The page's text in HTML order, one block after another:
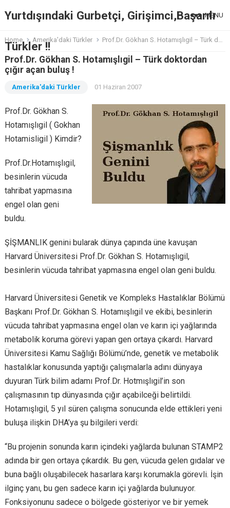
Yurtdışındaki Gurbetçi, Girişimci,Başarılı
Türkler !!
MENU
Home Amerika'daki Türkler Prof.Dr. Gökhan S. Hotamışlıgil – Türk doktordan çığır açan buluş !
Prof.Dr. Gökhan S. Hotamışlıgil – Türk doktordan
çığır açan buluş !
Amerika'daki Türkler 01 Haziran 2007
Prof.Dr. Gökhan S.
Hotamışlıgil ( Gokhan
Hotamisligil ) Kimdir?
Prof.Dr.Hotamışlıgil,
besinlerin vücuda
tahribat yapmasına
engel olan geni
buldu.
ŞİŞMANLIK genini bularak dünya çapında üne kavuşan
Harvard Üniversitesi Prof.Dr. Gökhan S. Hotamışlıgil,
besinlerin vücuda tahribat yapmasına engel olan geni buldu.
Harvard Üniversitesi Genetik ve Kompleks Hastalıklar Bölümü
Başkanı Prof.Dr. Gökhan S. Hotamışlıgil ve ekibi, besinlerin
vücuda tahribat yapmasına engel olan ve karın içi yağlarında
metabolik koruma görevi yapan gen ortaya çıkardı. Harvard
Üniversitesi Kamu Sağlığı Bölümü’nde, genetik ve metabolik
hastalıklar konusunda yaptığı çalışmalarla adını dünyaya
duyuran Türk bilim adamı Prof.Dr. Hotmışlıgil’in son
çalışmasının tıp dünyasında çığır açabilceği belirtildi.
Hotamışlıgil, 5 yıl süren çalışma sonucunda elde ettikleri yeni
buluşa ilişkin DHA’ya şu bilgileri verdi:
“Bu projenin sonunda karın içindeki yağlarda bulunan STAMP2
adında bir gen ortaya çıkardık. Bu gen, vücuda gelen gıdalar ve
buna bağlı oluşabilecek hasarlara karşı korumakla görevli. İşin
ilginç yanı, bu gen sadece karın içi yağlarda bulunuyor.
Fonksiyonunu sadece o bölgede gösteriyor ve bir yemek